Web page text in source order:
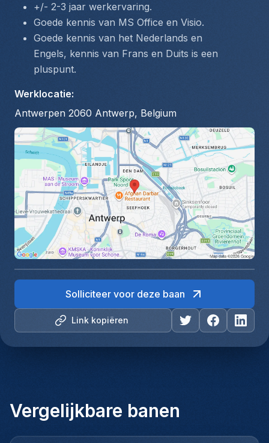
+/- 2-3 jaar werkervaring.
Goede kennis van MS Office en Visio.
Goede kennis van het Nederlands en
Engels, kennis van Frans en Duits is een
pluspunt.
Werklocatie:
Antwerpen 2060 Antwerp, Belgium
Link kopiëren
Solliciteer voor deze baan
Vergelijkbare banen